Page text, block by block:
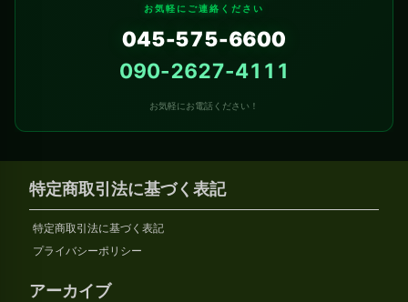
お気軽にご連絡ください
045-575-6600
090-2627-4111
お気軽にお電話ください！
特定商取引法に基づく表記
特定商取引法に基づく表記
プライバシーポリシー
アーカイブ